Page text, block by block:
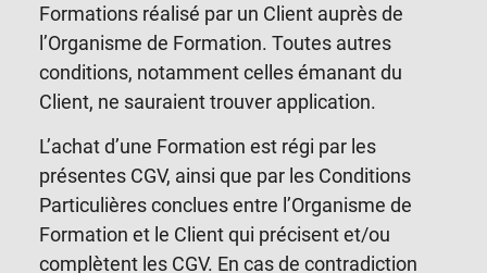
Formations réalisé par un Client auprès de
l’Organisme de Formation. Toutes autres
conditions, notamment celles émanant du
Client, ne sauraient trouver application.
L’achat d’une Formation est régi par les
présentes CGV, ainsi que par les Conditions
Particulières conclues entre l’Organisme de
Formation et le Client qui précisent et/ou
complètent les CGV. En cas de contradiction